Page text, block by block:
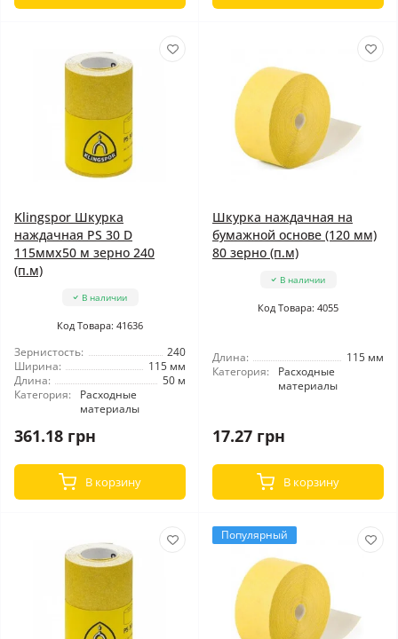
Klingspor Шкурка
наждачная PS 30 D
115ммx50 м зерно 240
(п.м)
В наличии
Код Товара: 41636
Зернистость:
240
Ширина:
115 мм
Длина:
50 м
Категория:
Расходные
материалы
361.18 грн
В корзину
Шкурка наждачная на
бумажной основе (120 мм)
80 зерно (п.м)
В наличии
Код Товара: 4055
Длина:
115 мм
Категория:
Расходные
материалы
17.27 грн
В корзину
Популярный